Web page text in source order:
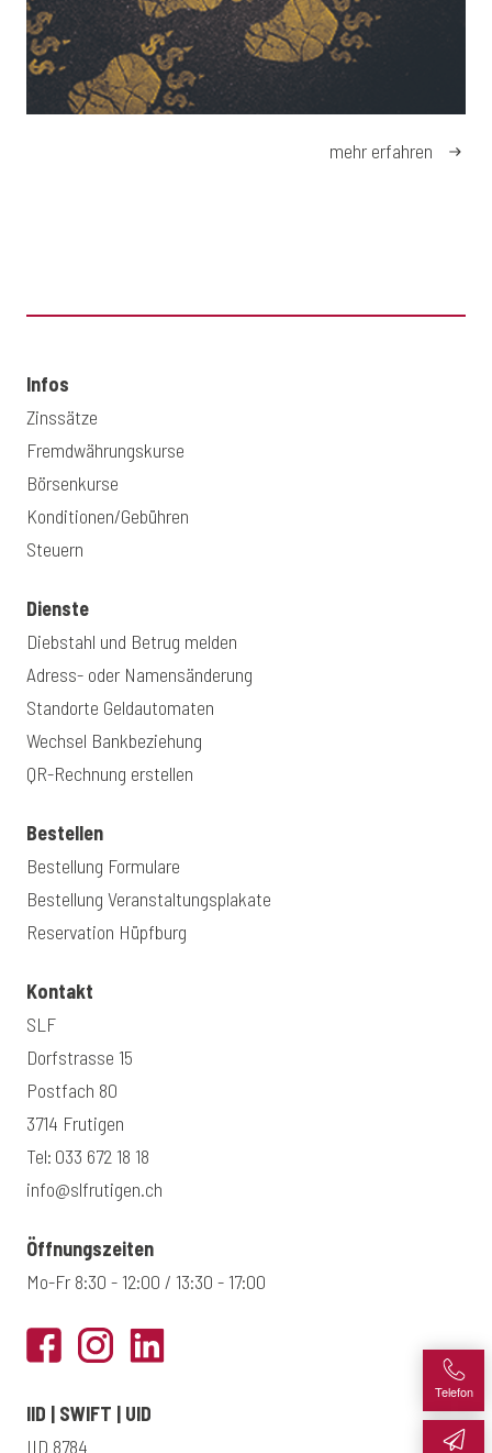
mehr erfahren
Telefon
Infos
Zinssätze
Fremdwährungskurse
Börsenkurse
Konditionen/Gebühren
Steuern
Dienste
Diebstahl und Betrug melden
Adress- oder Namensänderung
Standorte Geldautomaten
Wechsel Bankbeziehung
QR-Rechnung erstellen
Bestellen
Bestellung Formulare
Bestellung Veranstaltungsplakate
Reservation Hüpfburg
Kontakt
SLF
Dorfstrasse 15
Postfach 80
3714 Frutigen
Tel: 033 672 18 18
info@slfrutigen.ch
Öffnungszeiten
Mo-Fr 8:30 - 12:00 / 13:30 - 17:00
IID | SWIFT | UID
IID 8784